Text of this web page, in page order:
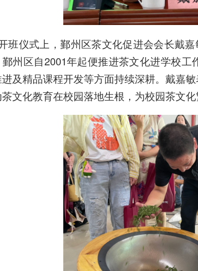
班仪式上，鄞州区茶文化促进会会长戴
州区自2001年起便推进茶文化进学校
及精品课程开发等方面持续深耕。戴嘉
文化教育在校园落地生根，为校园茶文化